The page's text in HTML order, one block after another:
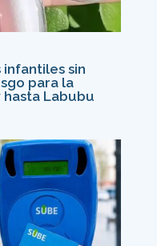
sin
para la
Labubu